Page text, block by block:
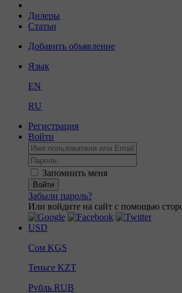
Дилеры
Статьи
Добавить объявление
Язык
EN
RU
Регистрация
Войти
Запомнить меня
Войти
Забыли пароль?
Или войдите на сайт с помощью
USD
Сом KGS
Теньге KZT
Рубль RUB